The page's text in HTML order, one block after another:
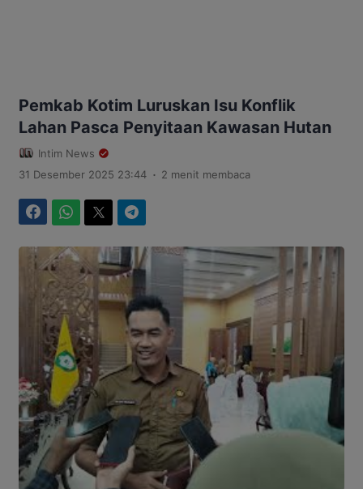
Pemkab Kotim Luruskan Isu Konflik
Lahan Pasca Penyitaan Kawasan Hutan
Intim News
31 Desember 2025 23:44 . 2 menit membaca